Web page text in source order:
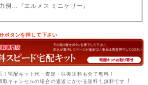
例…『エルメス ミニケリー』
ボタンを押して下さい
宅配キット代・査定・往復送料も全て無料！
キャンセルの場合の返送にかかる送料も無料です︕